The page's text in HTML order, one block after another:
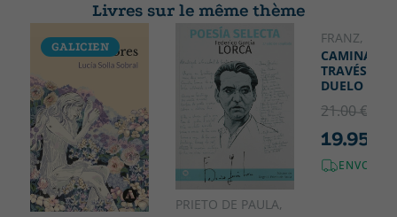
Largeur
130
Livres sur le même thème
GALICIEN
PRIETO DE PAULA,
FRANZ, LOLA
TRAVÉS DEL
DUELO
21.00 €
19.95 €
ENVOI